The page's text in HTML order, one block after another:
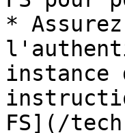
*
instance
FS](/